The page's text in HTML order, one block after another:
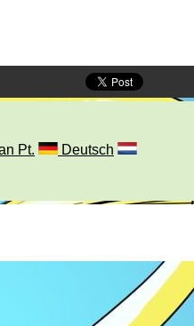
Pt.
Deutsch